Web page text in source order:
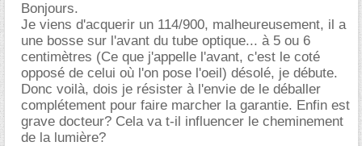
Bonjours.
Je viens d'acquerir un 114/900, malheureusement, il a
une bosse sur l'avant du tube optique... à 5 ou 6
centimètres (Ce que j'appelle l'avant, c'est le coté
opposé de celui où l'on pose l'oeil) désolé, je débute.
Donc voilà, dois je résister à l'envie de le déballer
complétement pour faire marcher la garantie. Enfin est
grave docteur? Cela va t-il influencer le cheminement
de la lumière?